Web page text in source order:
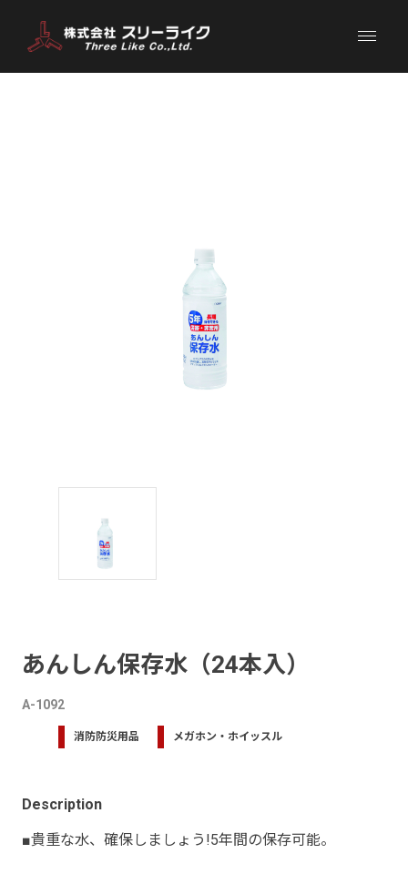
あんしん保存水（24本入）
A-1092
消防防災用品 メガホン・ホイッスル
Description
■貴重な水、確保しましょう!5年間の保存可能。